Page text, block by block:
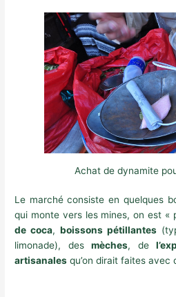
Achat de dynamite
Le marché consiste en quelques
qui monte vers les mines, on est «
de coca, boissons pétillantes
limonade), desmèches, de
artisanales qu’on dirait faites